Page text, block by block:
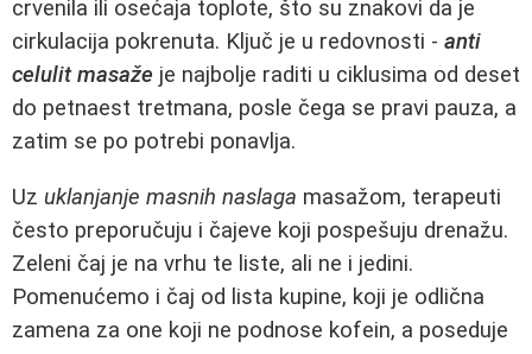
crvenila ili osećaja toplote, što su znakovi da je
cirkulacija pokrenuta. Ključ je u redovnosti - anti
celulit masaže je najbolje raditi u ciklusima od deset
do petnaest tretmana, posle čega se pravi pauza, a
zatim se po potrebi ponavlja.
Uz uklanjanje masnih naslaga masažom, terapeuti
često preporučuju i čajeve koji pospešuju drenažu.
Zeleni čaj je na vrhu te liste, ali ne i jedini.
Pomenućemo i čaj od lista kupine, koji je odlična
zamena za one koji ne podnose kofein, a poseduje